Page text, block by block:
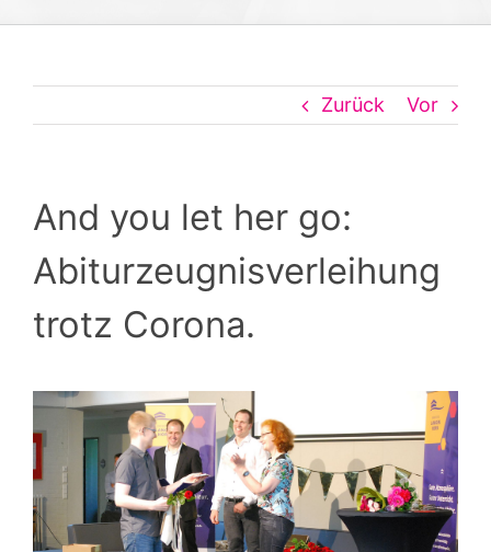
Zurück Vor
And you let her go:
Abiturzeugnisverleihung
trotz Corona.